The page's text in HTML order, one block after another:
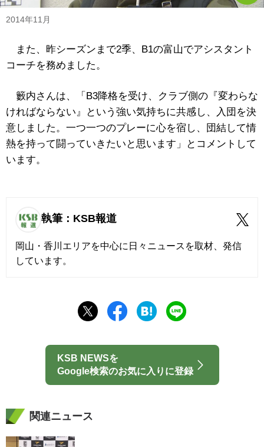
2014年11月
また、昨シーズンまで2季、B1の富山でアシスタント
コーチを務めました。
籔内さんは、「B3降格を受け、クラブ側の『変わらな
ければならない』という強い気持ちに共感し、入団を決
意しました。一つ一つのプレーに心を宿し、団結して情
熱を持って闘っていきたいと思います」とコメントして
います。
執筆：KSB報道
岡山・香川エリアを中心に日々ニュースを取材、発信
しています。
KSB NEWSを
Google検索のお気に入りに登録
関連ニュース